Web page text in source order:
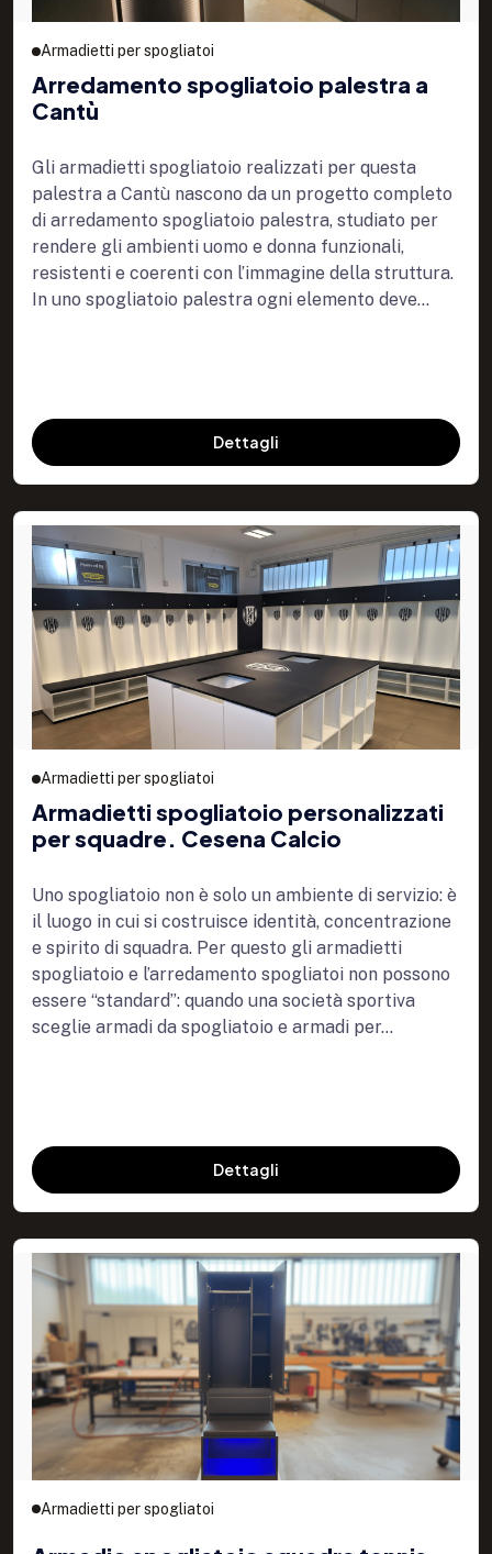
Armadietti per spogliatoi
Arredamento spogliatoio palestra a
Cantù
Gli armadietti spogliatoio realizzati per questa
palestra a Cantù nascono da un progetto completo
di arredamento spogliatoio palestra, studiato per
rendere gli ambienti uomo e donna funzionali,
resistenti e coerenti con l’immagine della struttura.
In uno spogliatoio palestra ogni elemento deve...
Dettagli
Armadietti per spogliatoi
Armadietti spogliatoio personalizzati
per squadre. Cesena Calcio
Uno spogliatoio non è solo un ambiente di servizio: è
il luogo in cui si costruisce identità, concentrazione
e spirito di squadra. Per questo gli armadietti
spogliatoio e l’arredamento spogliatoi non possono
essere “standard”: quando una società sportiva
sceglie armadi da spogliatoio e armadi per...
Dettagli
Armadietti per spogliatoi